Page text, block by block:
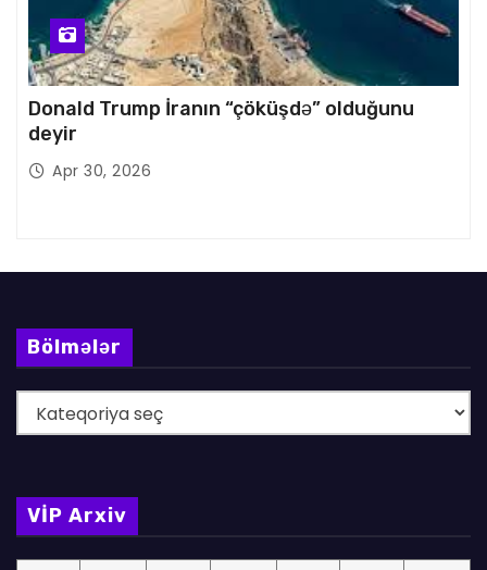
Donald Trump İranın “çöküşdə” olduğunu
deyir
Apr 30, 2026
Bölmələr
ö
m
l
VİP Arxiv